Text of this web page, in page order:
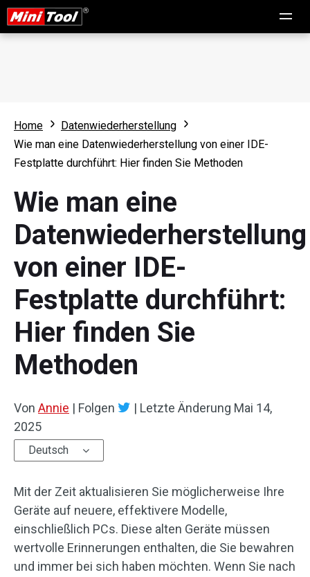
Home
Datenwiederherstellung
Wie man eine Datenwiederherstellung von einer IDE-
Festplatte durchführt: Hier finden Sie Methoden
Wie man eine
Datenwiederherstellung
von einer IDE-
Festplatte durchführt:
Hier finden Sie
Methoden
Von Annie | Folgen | Letzte Änderung Mai 14,
2025
Deutsch
Mit der Zeit aktualisieren Sie möglicherweise Ihre
Geräte auf neuere, effektivere Modelle,
einschließlich PCs. Diese alten Geräte müssen
wertvolle Erinnerungen enthalten, die Sie bewahren
und immer bei sich haben möchten. Wenn Sie nach